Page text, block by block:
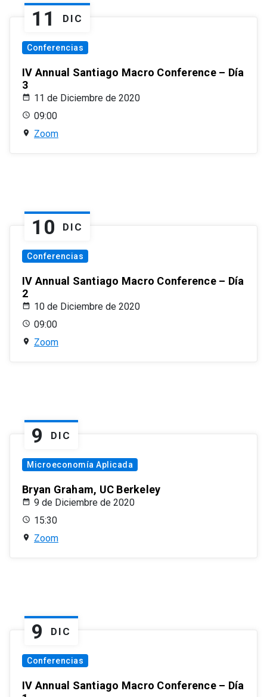
11 DIC
Conferencias
IV Annual Santiago Macro Conference – Día
3
11 de Diciembre de 2020
09:00
Zoom
10 DIC
Conferencias
IV Annual Santiago Macro Conference – Día
2
10 de Diciembre de 2020
09:00
Zoom
9 DIC
Microeconomía Aplicada
Bryan Graham, UC Berkeley
9 de Diciembre de 2020
15:30
Zoom
9 DIC
Conferencias
IV Annual Santiago Macro Conference – Día